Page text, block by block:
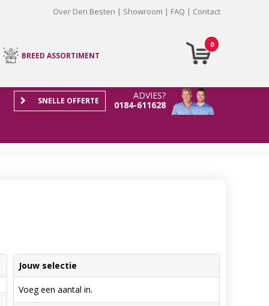
Over Den Besten Showroom FAQ Contact
0
BREED ASSORTIMENT
ADVIES?
0184-611628
SNELLE OFFERTE
Jouw selectie
Voeg een aantal in.